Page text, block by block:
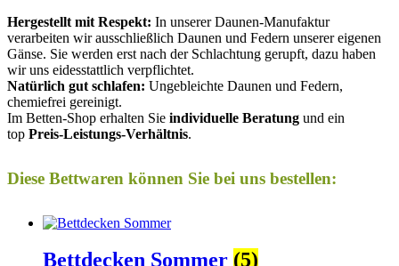
Hergestellt mit Respekt: In unserer Daunen-Manufaktur
verarbeiten wir ausschließlich Daunen und Federn unserer eigenen
Gänse. Sie werden erst nach der Schlachtung gerupft, dazu haben
wir uns eidesstattlich verpflichtet.
Natürlich gut schlafen: Ungebleichte Daunen und Federn,
chemiefrei gereinigt.
Im Betten-Shop erhalten Sie individuelle Beratung und ein
top Preis-Leistungs-Verhältnis.
Diese Bettwaren können Sie bei uns bestellen:
Bettdecken Sommer (5)